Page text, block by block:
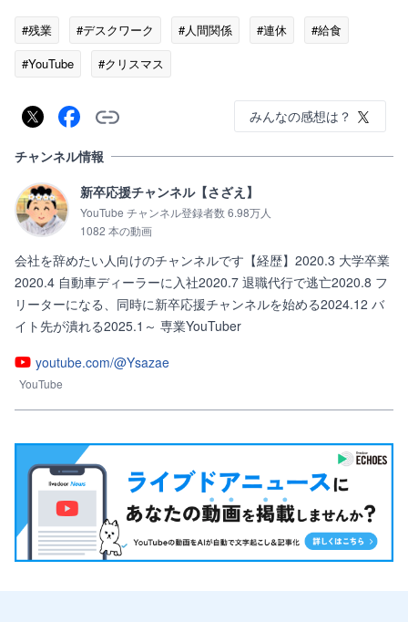
#残業 #デスクワーク #人間関係 #連休
#給食
#YouTube
#クリスマス
みんなの感想は？
チャンネル情報
新卒応援チャンネル【さざえ】
YouTube チャンネル登録者数 6.98万人
1082 本の動画
会社を辞めたい人向けのチャンネルです【経歴】2020.3 大学卒業
2020.4 自動車ディーラーに入社2020.7 退職代行で逃亡2020.8 フ
リーターになる、同時に新卒応援チャンネルを始める2024.12 バ
イト先が潰れる2025.1～ 専業YouTuber
youtube.com/@Ysazae
YouTube